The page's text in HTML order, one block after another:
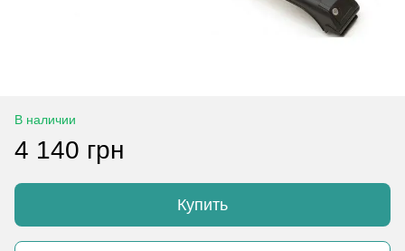
В наличии
4 140 грн
Купить